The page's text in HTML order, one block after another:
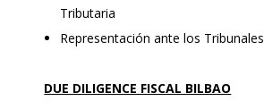
Tributaria
Representación ante los Tribunales
DUE DILIGENCE FISCAL BILBAO